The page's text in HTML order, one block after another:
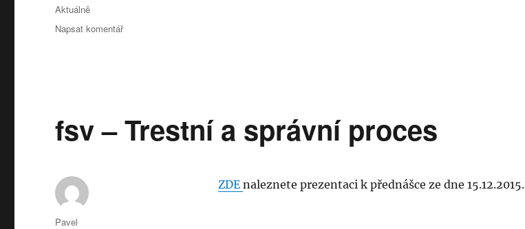
Rubriky:
Aktuálně
Napsat komentářpro
fsv – Trestní a správní proces
ZDE naleznete prezentaci k přednášce ze dne 15.12.2015.
Autor:
Pavel